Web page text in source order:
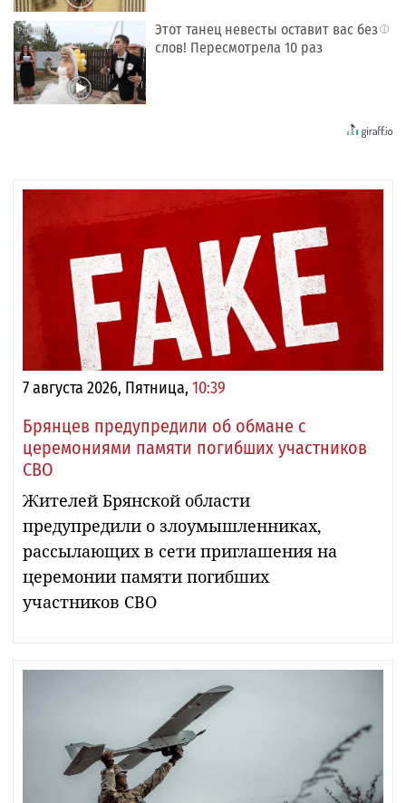
i
Этот танец невесты оставит вас без
слов! Пересмотрела 10 раз
7 августа 2026, Пятница, 10:39
Брянцев предупредили об обмане с
церемониями памяти погибших участников
СВО
Жителей Брянской области
предупредили о злоумышленниках,
рассылающих в сети приглашения на
церемонии памяти погибших
участников СВО